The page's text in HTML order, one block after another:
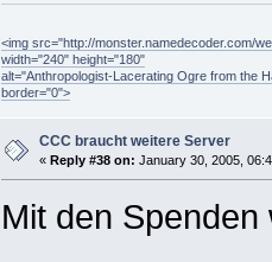
<img src="http://monster.namedecoder.com/
width="240" height="180"
alt="Anthropologist-Lacerating Ogre from the
border="0">
CCC braucht weitere Server
« Reply #38 on: January 30, 2005,
Mit den